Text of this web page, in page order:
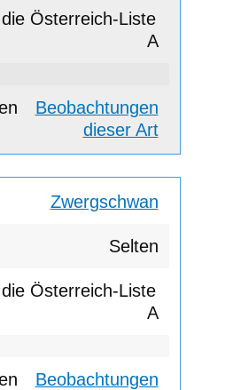
A
Beobachtungen
dieser Art
Zwergschwan
Selten
A
Beobachtungen